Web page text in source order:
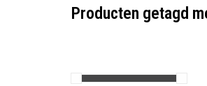
Producten getagd